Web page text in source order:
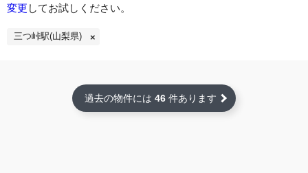
変更 してお試しください。
三つ峠駅(山梨県)
過去の物件には 46 件あります